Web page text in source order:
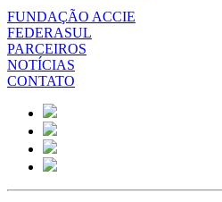
FUNDAÇÃO ACCIE
FEDERASUL
PARCEIROS
NOTÍCIAS
CONTATO